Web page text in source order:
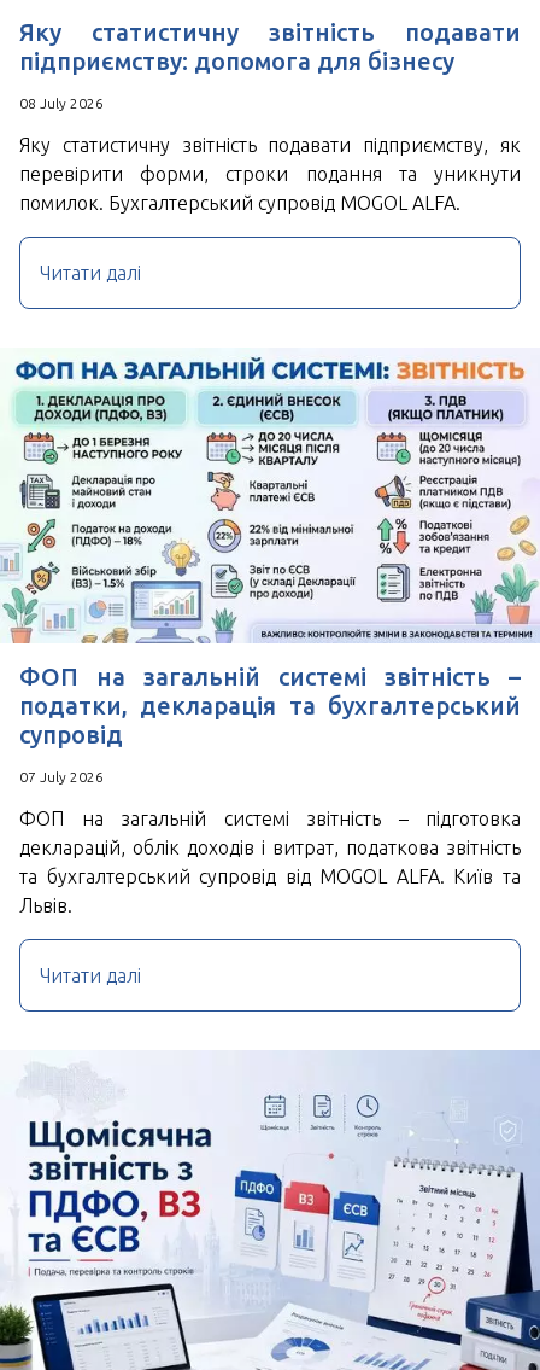
Яку статистичну звітність подавати
підприємству: допомога для бізнесу
08 July 2026
Яку статистичну звітність подавати підприємству, як
перевірити форми, строки подання та уникнути
помилок. Бухгалтерський супровід MOGOL ALFA.
Читати далі
ФОП на загальній системі звітність –
податки, декларація та бухгалтерський
супровід
07 July 2026
ФОП на загальній системі звітність – підготовка
декларацій, облік доходів і витрат, податкова звітність
та бухгалтерський супровід від MOGOL ALFA. Київ та
Львів.
Читати далі